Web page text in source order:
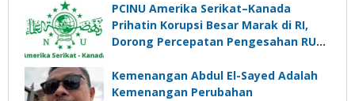
PCINU Amerika Serikat–Kanada
Prihatin Korupsi Besar Marak di RI,
Dorong Percepatan Pengesahan RUU
Kemenangan Abdul El-Sayed Adalah
Kemenangan Perubahan